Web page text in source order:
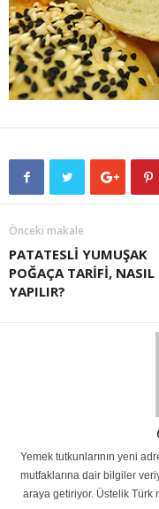
Önceki makale
PATATESLİ YUMUŞAK
POĞAÇA TARİFİ, NASIL
YAPILIR?
Yemek tutkunlarının yeni
mutfaklarına dair bilgiler
araya getiriyor. Üstelik Türk